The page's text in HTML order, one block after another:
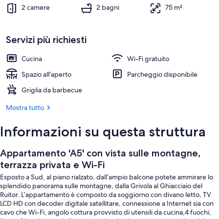
Ristorazione all'aperto
2 camere 2 bagni 75 m²
Servizi più richiesti
Cucina
Wi-Fi gratuito
Spazio all’aperto
Parcheggio disponibile
Griglia da barbecue
Mostra tutto
Informazioni su questa struttura
Appartamento 'A5' con vista sulle montagne,
terrazza privata e Wi-Fi
Esposto a Sud, al piano rialzato, dall’ampio balcone potete ammirare lo
splendido panorama sulle montagne, dalla Grivola al Ghiacciaio del
Ruitor. L’appartamento è composto da soggiorno con divano letto, TV
LCD HD con decoder digitale satellitare, connessione a Internet sia con
cavo che Wi-Fi, angolo cottura provvisto di utensili da cucina,4 fuochi,